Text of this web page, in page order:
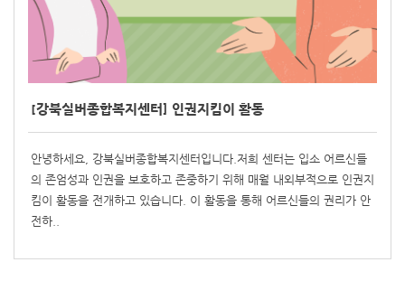
[강북실버종합복지센터] 인권지킴이 활동
안녕하세요, 강북실버종합복지센터입니다.저희 센터는 입소 어르신들
의 존엄성과 인권을 보호하고 존중하기 위해 매월 내외부적으로 인권지
킴이 활동을 전개하고 있습니다. 이 활동을 통해 어르신들의 권리가 안
전하..